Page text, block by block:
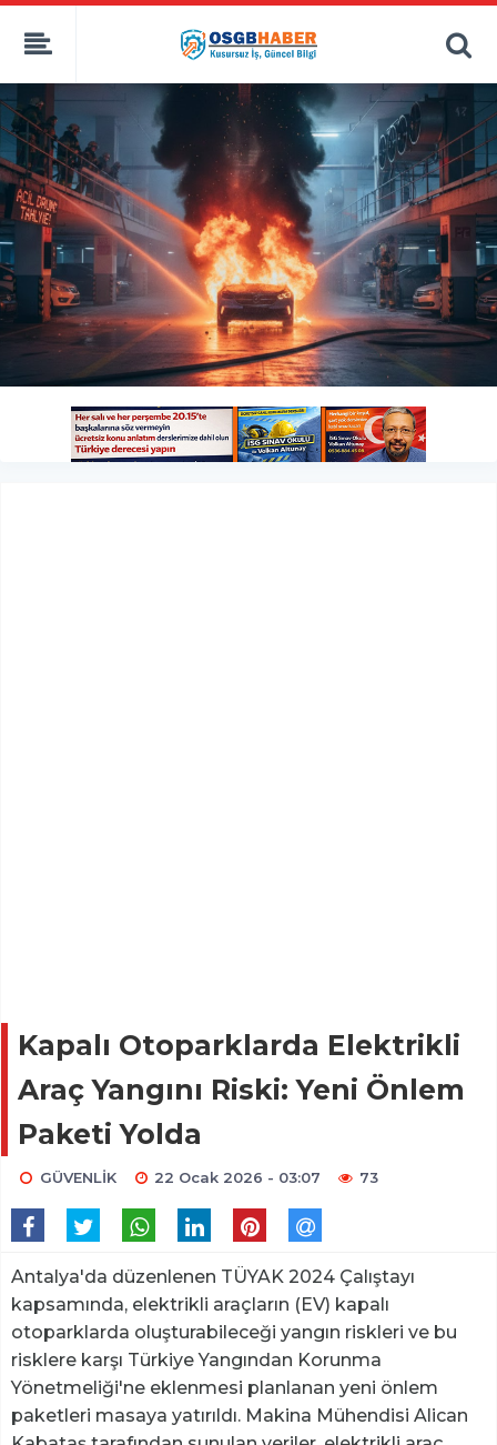
Kapalı Otoparklarda Elektrikli
Araç Yangını Riski: Yeni Önlem
Paketi Yolda
GÜVENLİK 22 Ocak 2026 - 03:07 73
Antalya'da düzenlenen TÜYAK 2024 Çalıştayı
kapsamında, elektrikli araçların (EV) kapalı
otoparklarda oluşturabileceği yangın riskleri ve bu
risklere karşı Türkiye Yangından Korunma
Yönetmeliği'ne eklenmesi planlanan yeni önlem
paketleri masaya yatırıldı. Makina Mühendisi Alican